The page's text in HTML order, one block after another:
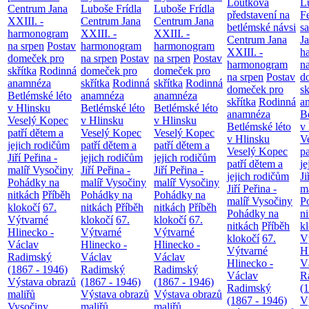
Centrum Jana
XXIII. -
harmonogram
na srpen Postav
domeček pro
skřítka Rodinná
anamnéza
Betlémské léto
v Hlinsku
Veselý Kopec
patří dětem a
jejich rodičům
Jiří Peřina -
malíř Vysočiny
Pohádky na
nitkách Příběh
klokočí 67.
Výtvarné
Hlinecko -
Václav
Radimský
(1867 - 1946)
Výstava obrazů
maliřů
Luboše Frídla
Centrum Jana
XXIII. -
harmonogram
na srpen Postav
domeček pro
skřítka Rodinná
anamnéza
Betlémské léto
v Hlinsku
Veselý Kopec
patří dětem a
jejich rodičům
Jiří Peřina -
malíř Vysočiny
Pohádky na
nitkách Příběh
klokočí 67.
Výtvarné
Hlinecko -
Václav
Radimský
(1867 - 1946)
Výstava obrazů
Luboše Frídla
Centrum Jana
XXIII. -
harmonogram
na srpen Postav
domeček pro
skřítka Rodinná
anamnéza
Betlémské léto
v Hlinsku
Veselý Kopec
patří dětem a
jejich rodičům
Jiří Peřina -
malíř Vysočiny
Pohádky na
nitkách Příběh
klokočí 67.
Výtvarné
Hlinecko -
Václav
Radimský
(1867 - 1946)
Výstava obrazů
Loutková
představení na
betlémské návsi
Centrum Jana
XXIII. -
harmonogram
na srpen Postav
domeček pro
skřítka Rodinná
anamnéza
Betlémské léto
v Hlinsku
Veselý Kopec
patří dětem a
jejich rodičům
Jiří Peřina -
malíř Vysočiny
Pohádky na
nitkách Příběh
klokočí 67.
Výtvarné
Hlinecko -
Václav
Radimský
(1867 - 1946)
v